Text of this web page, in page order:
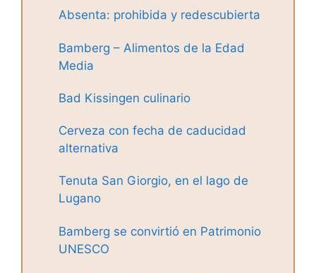
Absenta: prohibida y redescubierta
Bamberg – Alimentos de la Edad
Media
Bad Kissingen culinario
Cerveza con fecha de caducidad
alternativa
Tenuta San Giorgio, en el lago de
Lugano
Bamberg se convirtió en Patrimonio
UNESCO